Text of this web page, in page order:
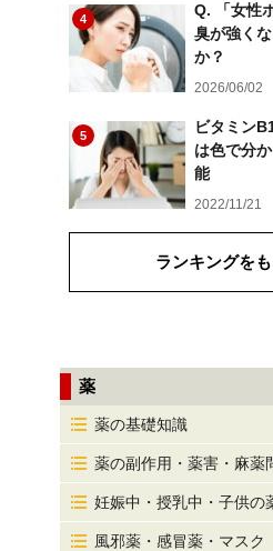
4
Q. 「女性
臭が強く
か？
2026/06/02
5
ビタミン
は色で分
能
2022/11/21
ランキングを
薬
薬の基礎知識
薬の副作用・薬害・麻薬
妊娠中・授乳中・子供の
風邪薬・感冒薬・マスク